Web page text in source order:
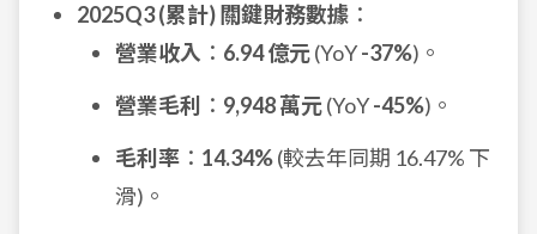
2025Q3 (累計) 關鍵財務數據 ：
營業收入 ： 6.94 億元(YoY-37%)。
營業毛利
： 9,948 萬元(YoY-45%)。
毛利率 ： 14.34%(較去年同期 16.47% 下
滑)。